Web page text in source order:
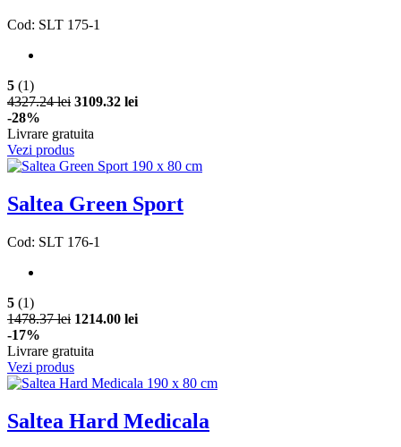
Cod: SLT 175-1
5 (1)
4327.24 lei 3109.32 lei
-28%
Livrare gratuita
Vezi produs
Saltea Green Sport
Cod: SLT 176-1
5 (1)
1478.37 lei 1214.00 lei
-17%
Livrare gratuita
Vezi produs
Saltea Hard Medicala